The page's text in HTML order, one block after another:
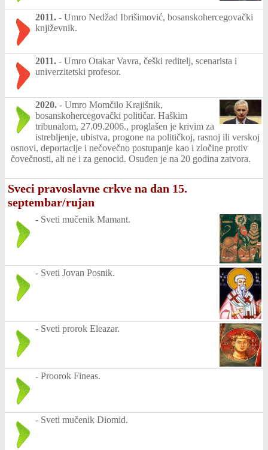
2011. - Umro Nedžad Ibrišimović, bosanskohercegovački
književnik.
2011. - Umro Otakar Vavra, češki reditelj, scenarista i
univerzitetski profesor.
2020. - Umro Momčilo Krajišnik,
bosanskohercegovački političar. Haškim
tribunalom, 27.09.2006., proglašen je krivim za
istrebljenje, ubistva, progone na političkoj, rasnoj ili verskoj
osnovi, deportacije i nečovečno postupanje kao i zločine protiv
čovečnosti, ali ne i za genocid. Osuđen je na 20 godina zatvora.
Sveci pravoslavne crkve na dan 15.
septembar/rujan
- Sveti mučenik Mamant.
- Sveti Jovan Posnik.
- Sveti prorok Eleazar.
- Proorok Fineas.
- Sveti mučenik Diomid.